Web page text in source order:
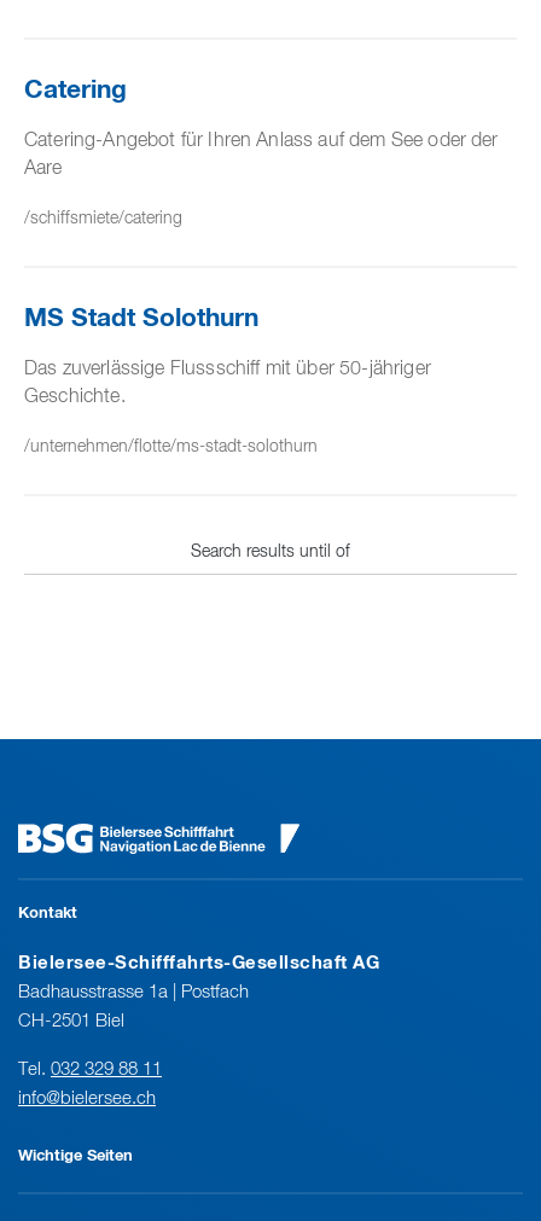
Catering
Catering-Angebot für Ihren Anlass auf dem See oder der
Aare
/schiffsmiete/catering
MS Stadt Solothurn
Das zuverlässige Flussschiff mit über 50-jähriger
Geschichte.
/unternehmen/flotte/ms-stadt-solothurn
Search results until of
Kontakt
Bielersee-Schifffahrts-Gesellschaft AG
Badhausstrasse 1a | Postfach
CH-2501 Biel
Tel. 032 329 88 11
info@bielersee.ch
Wichtige Seiten